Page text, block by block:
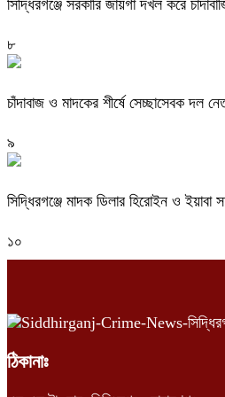
সিদ্ধিরগঞ্জে সরকারি জায়গা দখল করে
৮
চাঁদাবাজ ও মাদকের শীর্ষে সেচ্ছাসেবক দল
৯
সিদ্ধিরগঞ্জে মাদক ডিলার হিরোইন ও
১০
ঠিকানাঃ